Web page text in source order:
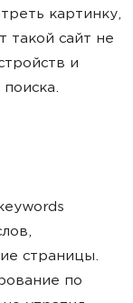
картинку,
такой сайт не
и
страницы.
по